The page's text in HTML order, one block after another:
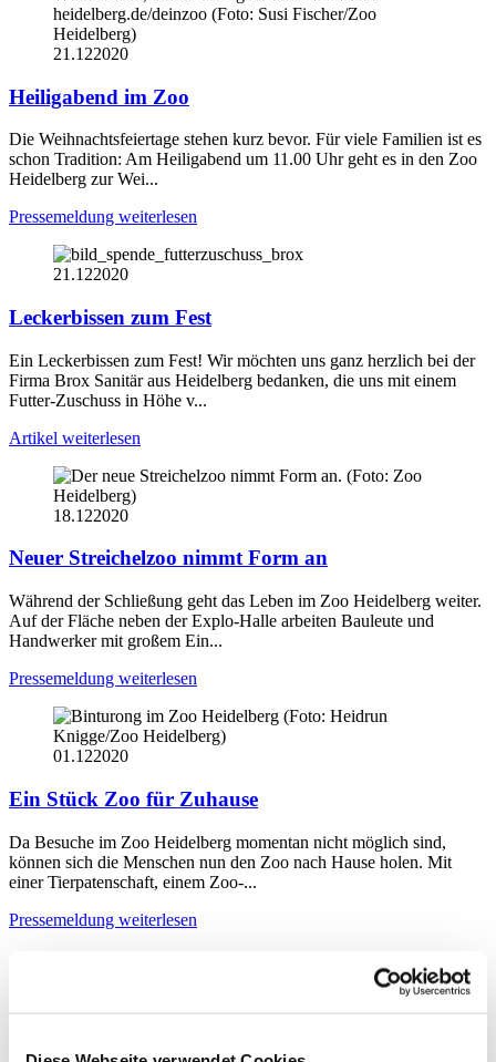
21.122020
Heiligabend im Zoo
Die Weihnachtsfeiertage stehen kurz bevor. Für viele Familien ist es
schon Tradition: Am Heiligabend um 11.00 Uhr geht es in den Zoo
Heidelberg zur Wei...
Pressemeldung weiterlesen
21.122020
Leckerbissen zum Fest
Ein Leckerbissen zum Fest! Wir möchten uns ganz herzlich bei der
Firma Brox Sanitär aus Heidelberg bedanken, die uns mit einem
Futter-Zuschuss in Höhe v...
Artikel weiterlesen
18.122020
Neuer Streichelzoo nimmt Form an
Während der Schließung geht das Leben im Zoo Heidelberg weiter.
Auf der Fläche neben der Explo-Halle arbeiten Bauleute und
Handwerker mit großem Ein...
Pressemeldung weiterlesen
01.122020
Ein Stück Zoo für Zuhause
Da Besuche im Zoo Heidelberg momentan nicht möglich sind,
können sich die Menschen nun den Zoo nach Hause holen. Mit
einer Tierpatenschaft, einem Zoo-...
Pressemeldung weiterlesen
2026